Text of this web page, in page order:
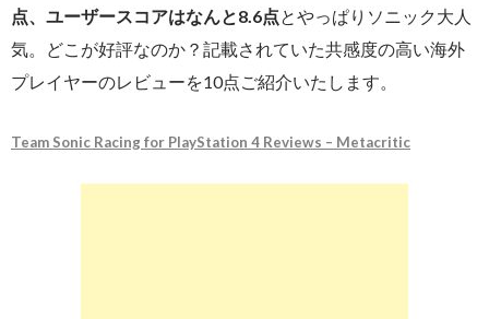
点、ユーザースコアはなんと8.6点とやっぱりソニック大人
気。どこが好評なのか？記載されていた共感度の高い海外
プレイヤーのレビューを10点ご紹介いたします。
Team Sonic Racing for PlayStation 4 Reviews – Metacritic